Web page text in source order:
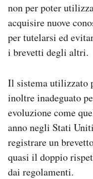
non per poter
acquisire nuove
per tutelarsi ed
i brevetti degli altri.
Il sistema utilizzato
inoltre inadeguato
evoluzione come
anno negli Stati
registrare un
quasi il doppio
dai regolamenti.